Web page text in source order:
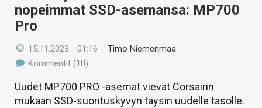
HAKU
nopeimmat SSD-asemansa: MP700
Pro
15.11.2023 - 01:16 /Timo Niemenmaa
Kommentit (10)
Uudet MP700 PRO -asemat vievät Corsairin
mukaan SSD-suorituskyvyn täysin uudelle tasolle.